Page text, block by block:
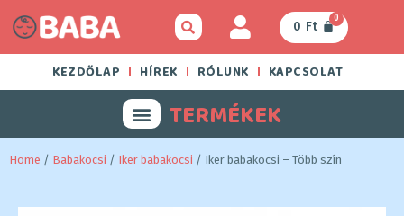
0 Ft
0
KEZDŐLAP HÍREK RÓLUNK KAPCSOLAT
TERMÉKEK
Home / Babakocsi / Iker babakocsi / Iker babakocsi – Több szín